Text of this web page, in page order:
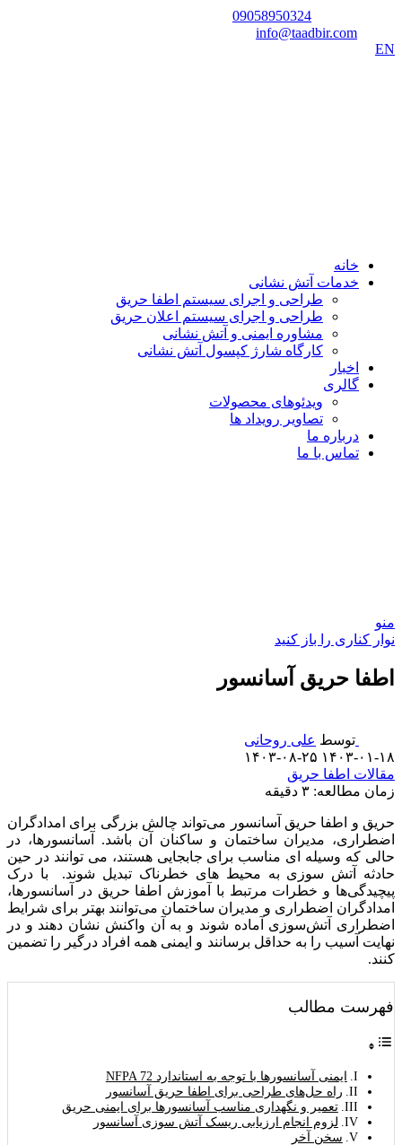
09058950324
info@taadbir.com
EN
خانه
خدمات آتش نشانی
طراحی و اجرای سیستم اطفا حریق
طراحی و اجرای سیستم اعلان حریق
مشاوره ایمنی و آتش نشانی
کارگاه شارژ کپسول آتش نشانی
اخبار
گالری
ویدئوهای محصولات
تصاویر رویداد ها
درباره ما
تماس با ما
منو
نوار کناری را باز کنید
اطفا حریق آسانسور
توسط علی روحانی
۱۴۰۳-۰۱-۱۸ ۱۴۰۳-۰۸-۲۵
مقالات اطفا حریق
زمان مطالعه: ۳ دقیقه
حریق و اطفا حریق آسانسور می‌تواند چالش بزرگی برای امدادگران
اضطراری، مدیران ساختمان و ساکنان آن باشد. آسانسورها، در
حالی که وسیله ای مناسب برای جابجایی هستند، می توانند در حین
حادثه آتش سوزی به محیط های خطرناک تبدیل شوند. با درک
پیچیدگی‌ها و خطرات مرتبط با آموزش اطفا حریق در آسانسورها،
امدادگران اضطراری و مدیران ساختمان می‌توانند بهتر برای شرایط
اضطراری آتش‌سوزی آماده شوند و به آن واکنش نشان دهند و در
نهایت آسیب را به حداقل برسانند و ایمنی همه افراد درگیر را تضمین
کنند.
فهرست مطالب
ایمنی آسانسورها با توجه به استاندارد NFPA 72
راه حل‌های طراحی برای اطفا حریق آسانسور
تعمیر و نگهداری مناسب آسانسورها برای ایمنی حریق
لزوم انجام ارزیابی ریسک آتش سوزی آسانسور
سخن آخر